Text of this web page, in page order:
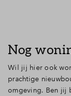
Nog
Wil jij hier ook
prachtige
omgeving. Ben jij